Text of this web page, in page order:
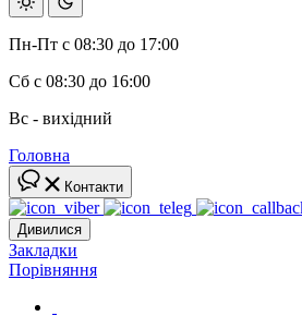
Пн-Пт с 08:30 до 17:00
Сб с 08:30 до 16:00
Вс - вихідний
Головна
Контакти
Дивилися
Закладки
Порівняння